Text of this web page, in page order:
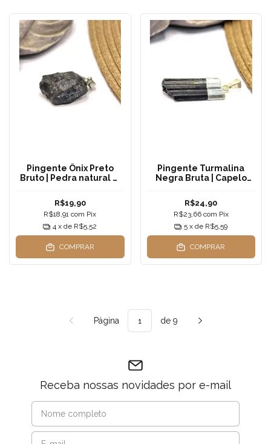
Pingente Ônix Preto
Bruto | Pedra natural —
e Autodomínio
R$19,90
R$18,91com Pix
4 x de R$5,52
COMPRAR
Pingente Turmalina
Negra Bruta | Capelo
Proteção Suprema e
Aterramento
R$24,90
R$23,66 com Pix
5 x de R$5,59
COMPRAR
Página de 9
Receba nossas novidades por e-mail